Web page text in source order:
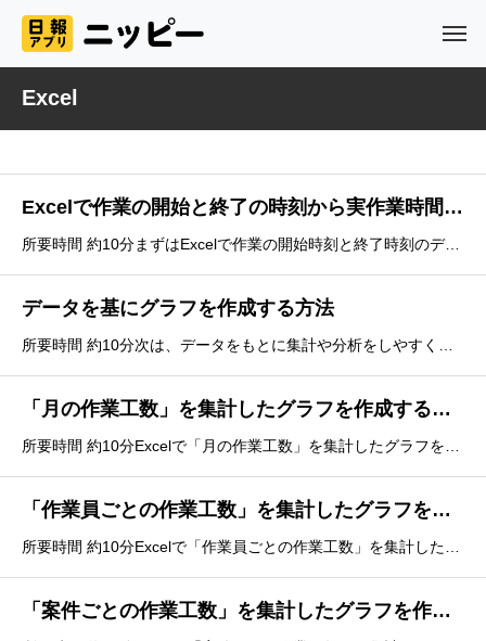
Excel
Excelで作業の開始と終了の時刻から実作業時間を計算する方法
所要時間 約10分まずはExcelで作業の開始時刻と終了時刻のデータから、実作業時間を計算していきます。1.表の任意のタブを選択した状態で 「クエリ」タブの「編集」をクリックします。2.データの編集ができる画面になるので「列の追加」タブか
データを基にグラフを作成する方法
「月の作業工数」を集計したグラフを作成する方法
「作業員ごとの作業工数」を集計したグラフを作成する方法
「案件ごとの作業工数」を集計したグラフを作成する方法